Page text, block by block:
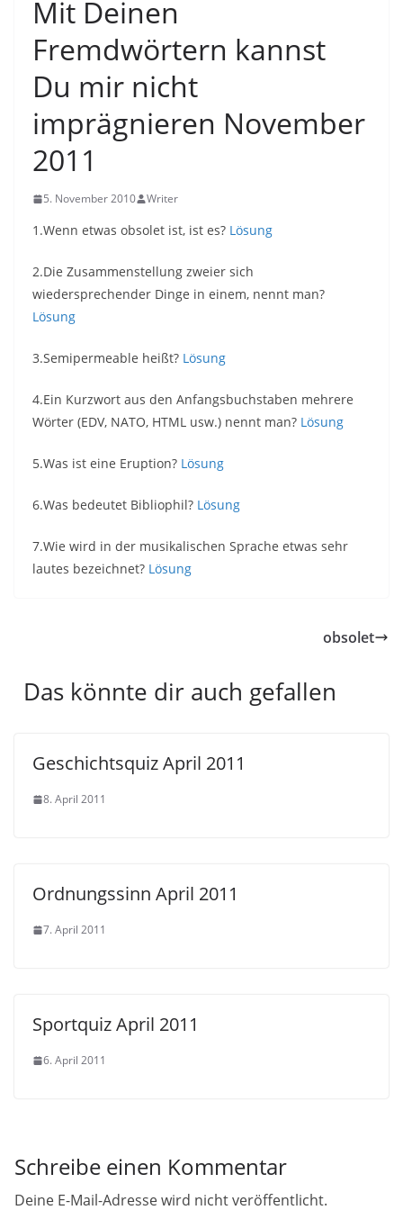
Mit Deinen
Fremdwörtern kannst
Du mir nicht
imprägnieren November
2011
5. November 2010 Writer
1.Wenn etwas obsolet ist, ist es? Lösung
2.Die Zusammenstellung zweier sich
wiedersprechender Dinge in einem, nennt man?
Lösung
3.Semipermeable heißt? Lösung
4.Ein Kurzwort aus den Anfangsbuchstaben mehrere
Wörter (EDV, NATO, HTML usw.) nennt man? Lösung
5.Was ist eine Eruption? Lösung
6.Was bedeutet Bibliophil? Lösung
7.Wie wird in der musikalischen Sprache etwas sehr
lautes bezeichnet? Lösung
obsolet
Das könnte dir auch gefallen
Geschichtsquiz April 2011
8. April 2011
Ordnungssinn April 2011
7. April 2011
Sportquiz April 2011
6. April 2011
Schreibe einen Kommentar
Deine E-Mail-Adresse wird nicht veröffentlicht.